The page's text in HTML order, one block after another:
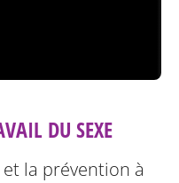
DU SEXE
la prévention à